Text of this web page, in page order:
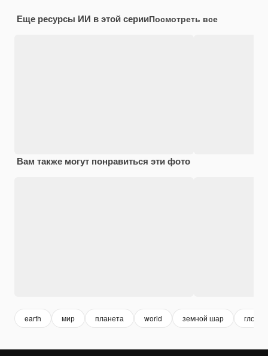
Еще ресурсы ИИ в этой серииПосмотреть все
Вам также могут понравиться эти фото
earth мир планета world земной шар